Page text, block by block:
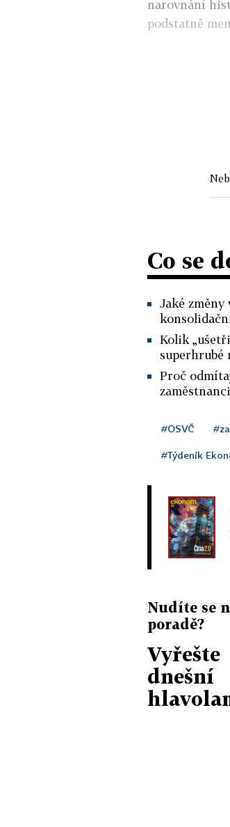
narovnání
podstatně
Co se
Jaké
Kolik
superhrubé
Proč
#OSVČ
#Týdeník
Nudíte se
poradě?
Vyřešte
dnešní